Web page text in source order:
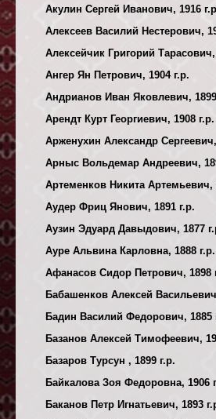
Акулин Сергей Иванович, 1916
Алексеев Василий Нестерович,
Алексейчик Григорий Тарасович,
Ангер Ян Петрович, 1904 г.р.
Андрианов Иван Яковлевич, 1899
Арендт Курт Георгиевич, 1908 г.р.
Арженухин Александр Сергеевич,
Арныс Вольдемар Андреевич,
Артеменков Никита Артемьевич,
Аудер Фриц Янович, 1891 г.р.
Аузин Эдуард Давыдович, 1877
Ауре Альвина Карловна, 1888 г.р.
Афанасов Сидор Петрович, 1898
Бабашенков Алексей
Бадин Василий Федорович, 1885
Базанов Алексей Тимофеевич,
Базаров Турсун , 1899 г.р.
Байкалова Зоя Федоровна, 1906
Баканов Петр Игнатьевич, 1893